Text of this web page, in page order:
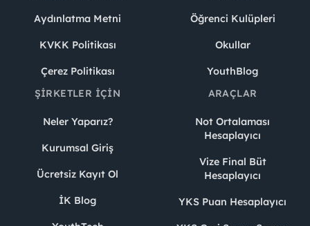
Aydınlatma Metni
KVKK Politikası
Çerez Politikası
Öğrenci Kulüpleri
Okullar
YouthBlog
ŞIRKETLER İÇIN
Neler Yaparız?
Kurumsal Giriş
Ücretsiz Kayıt Ol
İK Blog
ARAÇLAR
Not Ortalaması
Hesaplayıcı
Vize Final Büt
Hesaplayıcı
YKS Puan Hesaplayıcı